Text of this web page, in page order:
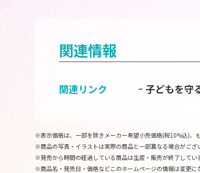
関連情報
関連リンク 子どもを守
※表示価格は、一部を除きメーカー希望小売価格(税10%込)、
※商品の写真・イラストは実際の商品と一部異なる場合がござ
※発売から時間の経過している商品は生産・販売が終了してい
※商品名・発売日・価格などこのホームページの情報は変更に